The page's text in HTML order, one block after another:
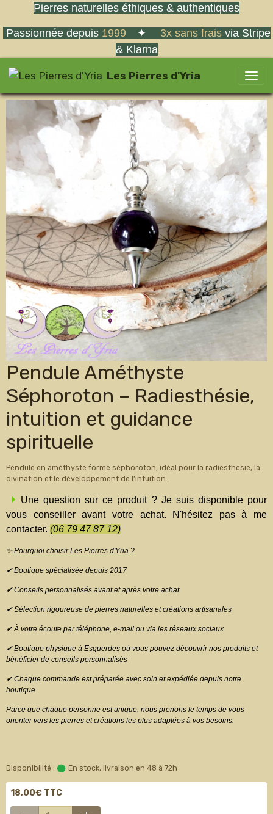
Pierres naturelles éthiques & authentiques
Passionnée depuis 1999 ✦ 3x sans fraisvia Stripe
& Klarna
Les Pierres d'Yria
Pendule Améthyste
Séphoroton – Radiesthésie,
intuition et guidance
spirituelle
Pendule en améthyste forme séphoroton, idéal pour la radiesthésie, la
divination et le développement de l’intuition.
Une question sur ce produit ? Je suis disponible pour
vous conseiller avant votre achat. N'hésitez pas à me
contacter. (06 79 47 87 12)
✨Pourquoi choisir Les Pierres d'Yria ?
✔ Boutique spécialisée depuis 2017
✔ Conseils personnalisés avant et après votre achat
✔ Sélection rigoureuse de pierres naturelles et créations artisanales
✔ À votre écoute par téléphone, e-mail ou via les réseaux sociaux
✔ Boutique physique à Esquerdes où vous pouvez découvrir nos produits et
bénéficier de conseils personnalisés
✔ Chaque commande est préparée avec soin et expédiée depuis notre
boutique
Parce que chaque personne est unique, nous prenons le temps de vous
orienter vers les pierres et créations les plus adaptées à vos besoins.
Disponibilité : En stock, livraison en 48 à 72h
18,00€ TTC